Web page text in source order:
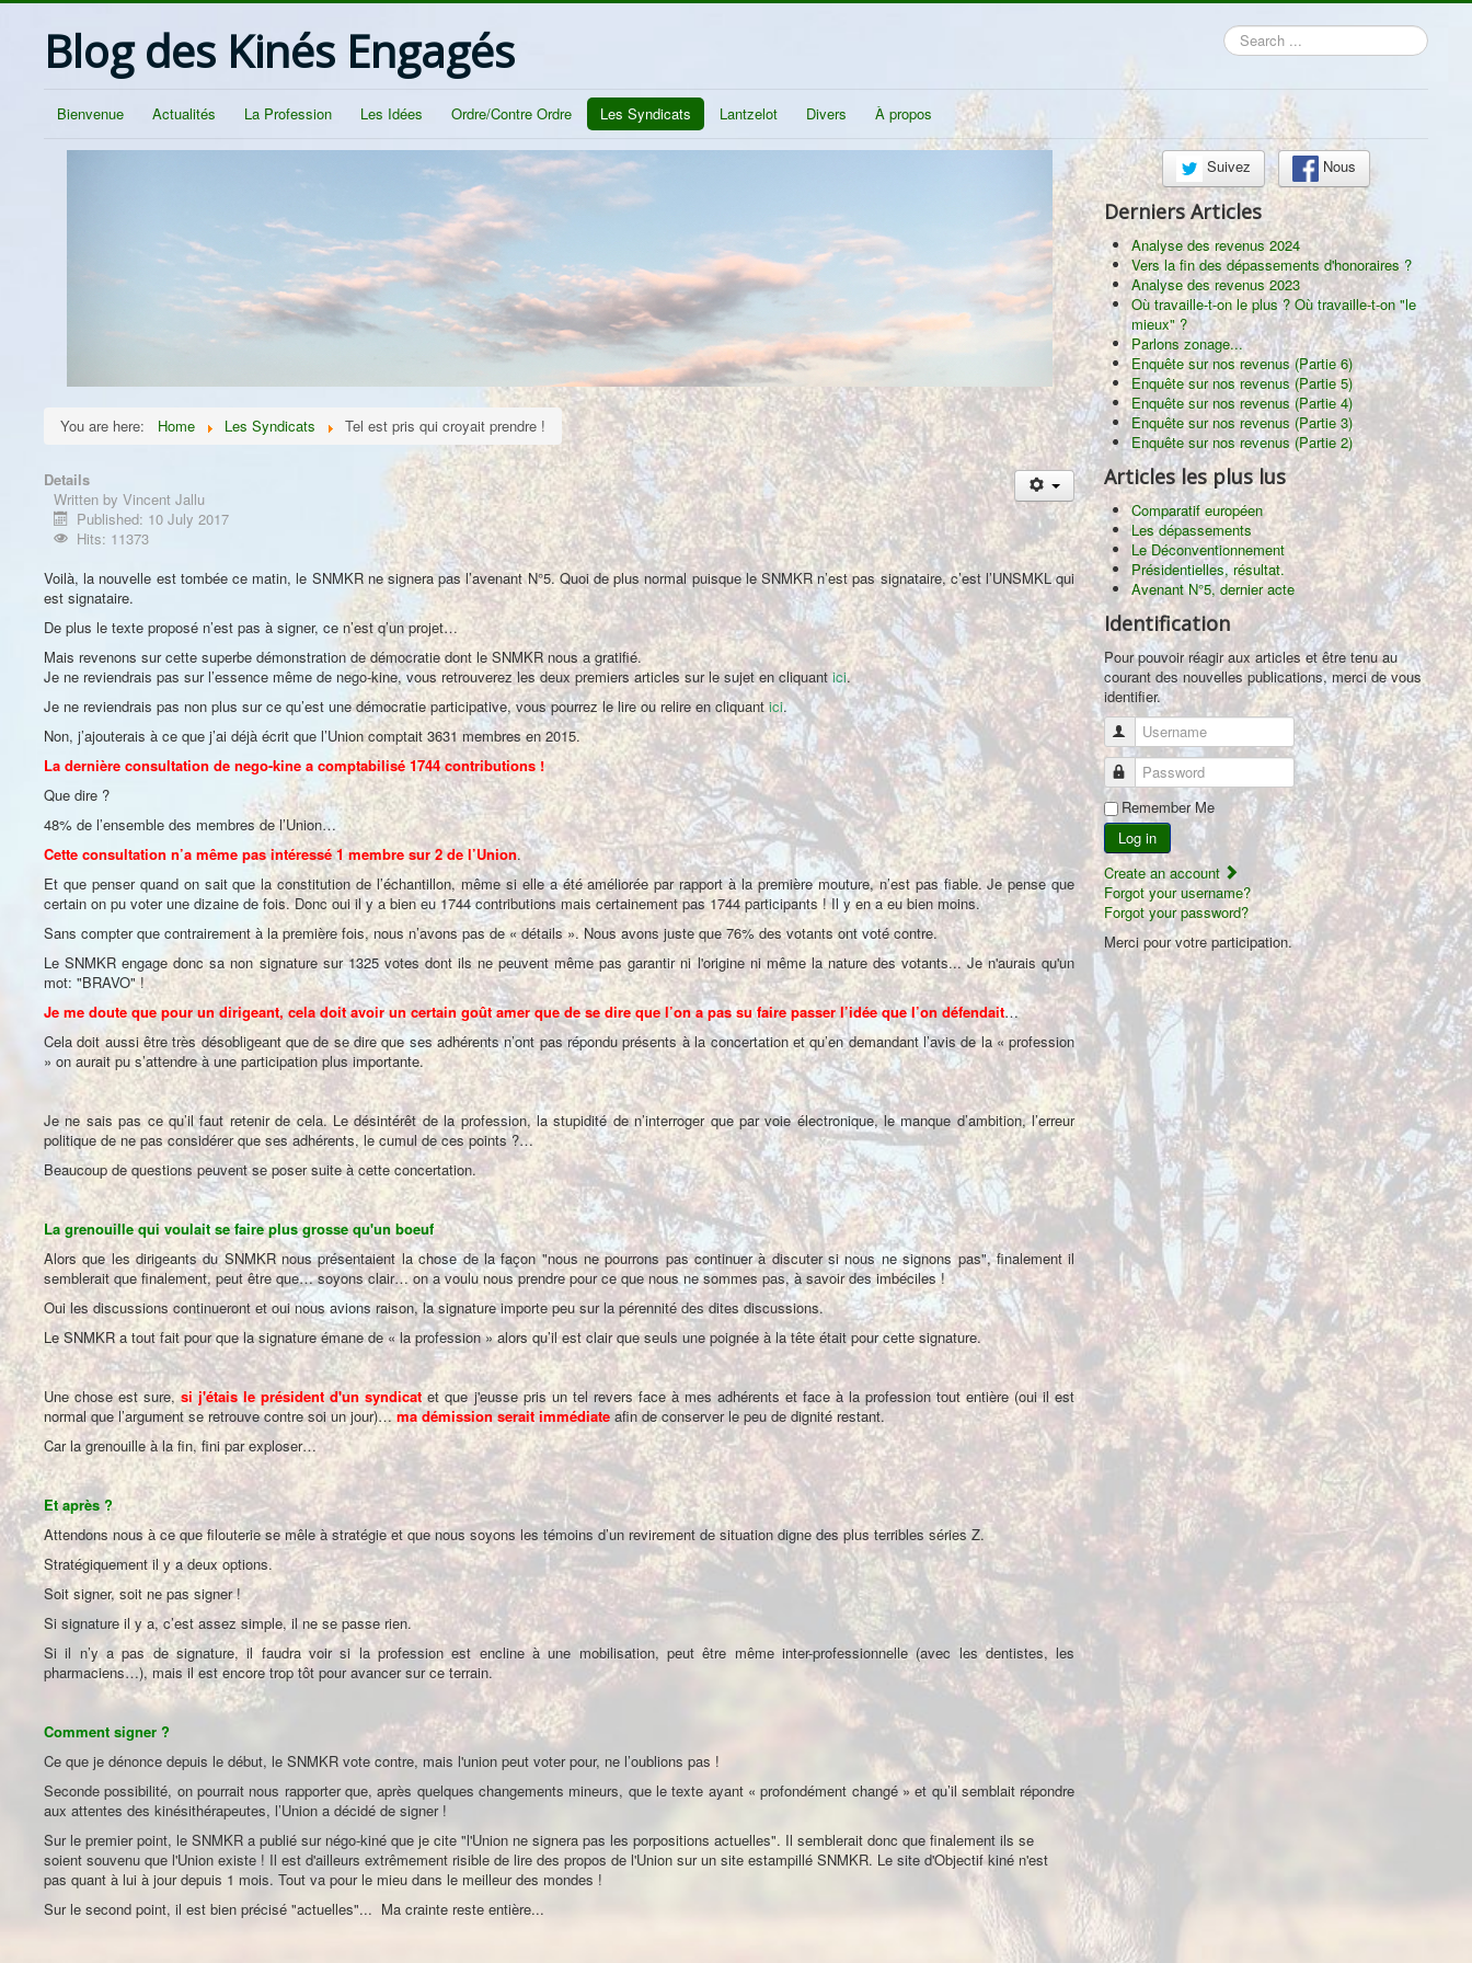
Blog des Kinés Engagés
Search
...
Bienvenue Actualités La Profession Les Idées Ordre/Contre Ordre Les Syndicats Lantzelot Divers À propos
You are here: Home Les Syndicats Tel est pris qui croyait prendre !
Details
Written by Vincent Jallu
Published: 10 July 2017
Hits: 11373
Voilà, la nouvelle est tombée ce matin, le SNMKR ne signera pas l’avenant N°5. Quoi de plus normal puisque le SNMKR n’est pas signataire, c’est l’UNSMKL qui
est signataire.
De plus le texte proposé n’est pas à signer, ce n’est q’un projet…
Mais revenons sur cette superbe démonstration de démocratie dont le SNMKR nous a gratifié.
Je ne reviendrais pas sur l’essence même de nego-kine, vous retrouverez les deux premiers articles sur le sujet en cliquantici.
Je ne reviendrais pas non plus sur ce qu’est une démocratie participative, vous pourrez le lire ou relire en cliquant ici.
Non, j’ajouterais à ce que j’ai déjà écrit que l’Union comptait 3631 membres en 2015.
La dernière consultation de nego-kine a comptabilisé 1744 contributions !
Que dire ?
48% de l’ensemble des membres de l’Union…
Cette consultation n’a même pas intéressé 1 membre sur 2 de l’Union.
Et que penser quand on sait que la constitution de l’échantillon, même si elle a été améliorée par rapport à la première mouture, n’est pas fiable. Je pense que
certain on pu voter une dizaine de fois. Donc oui il y a bien eu 1744 contributions mais certainement pas 1744 participants ! Il y en a eu bien moins.
Sans compter que contrairement à la première fois, nous n’avons pas de « détails ». Nous avons juste que 76% des votants ont voté contre.
Le SNMKR engage donc sa non signature sur 1325 votes dont ils ne peuvent même pas garantir ni l'origine ni même la nature des votants... Je n'aurais qu'un
mot: "BRAVO" !
Je me doute que pour un dirigeant, cela doit avoir un certain goût amer que de se dire que l’on a pas su faire passer l’idée que l’on défendait…
Cela doit aussi être très désobligeant que de se dire que ses adhérents n’ont pas répondu présents à la concertation et qu’en demandant l’avis de la « profession
» on aurait pu s’attendre à une participation plus importante.
Je ne sais pas ce qu’il faut retenir de cela. Le désintérêt de la profession, la stupidité de n’interroger que par voie électronique, le manque d’ambition, l’erreur
politique de ne pas considérer que ses adhérents, le cumul de ces points ?…
Beaucoup de questions peuvent se poser suite à cette concertation.
La grenouille qui voulait se faire plus grosse qu'un boeuf
Alors que les dirigeants du SNMKR nous présentaient la chose de la façon "nous ne pourrons pas continuer à discuter si nous ne signons pas", finalement il
semblerait que finalement, peut être que… soyons clair… on a voulu nous prendre pour ce que nous ne sommes pas, à savoir des imbéciles !
Oui les discussions continueront et oui nous avions raison, la signature importe peu sur la pérennité des dites discussions.
Le SNMKR a tout fait pour que la signature émane de « la profession » alors qu’il est clair que seuls une poignée à la tête était pour cette signature.
Une chose est sure,si j'étais le président d'un syndicat et que j'eusse pris un tel revers face à mes adhérents et face à la profession tout entière (oui il est
normal que l’argument se retrouve contre soi un jour)…ma démission serait immédiate afin de conserver le peu de dignité restant.
Car la grenouille à la fin, fini par exploser…
Et après ?
Attendons nous à ce que filouterie se mêle à stratégie et que nous soyons les témoins d’un revirement de situation digne des plus terribles séries Z.
Stratégiquement il y a deux options.
Soit signer, soit ne pas signer !
Si signature il y a, c’est assez simple, il ne se passe rien.
Si il n’y a pas de signature, il faudra voir si la profession est encline à une mobilisation, peut être même inter-professionnelle (avec les dentistes, les
pharmaciens…), mais il est encore trop tôt pour avancer sur ce terrain.
Comment signer ?
Ce que je dénonce depuis le début, le SNMKR vote contre, mais l'union peut voter pour, ne l’oublions pas !
Seconde possibilité, on pourrait nous rapporter que, après quelques changements mineurs, que le texte ayant « profondément changé » et qu’il semblait répondre
aux attentes des kinésithérapeutes, l’Union a décidé de signer !
Sur le premier point, le SNMKR a publié sur négo-kiné que je cite "l'Union ne signera pas les porpositions actuelles". Il semblerait donc que finalement ils se
soient souvenu que l'Union existe ! Il est d'ailleurs extrêmement risible de lire des propos de l'Union sur un site estampillé SNMKR. Le site d'Objectif kiné n'est
pas quant à lui à jour depuis 1 mois. Tout va pour le mieu dans le meilleur des mondes !
Sur le second point, il est bien précisé "actuelles"... Ma crainte reste entière...
Suivez Nous
Derniers Articles
Analyse des revenus 2024
Vers la fin des dépassements d'honoraires ?
Analyse des revenus 2023
Où travaille-t-on le plus ? Où travaille-t-on "le
mieux" ?
Parlons zonage...
Enquête sur nos revenus (Partie 6)
Enquête sur nos revenus (Partie 5)
Enquête sur nos revenus (Partie 4)
Enquête sur nos revenus (Partie 3)
Enquête sur nos revenus (Partie 2)
Articles les plus lus
Comparatif européen
Les dépassements
Le Déconventionnement
Présidentielles, résultat.
Avenant N°5, dernier acte
Identification
Pour pouvoir réagir aux articles et être tenu au
courant des nouvelles publications, merci de vous
identifier.
Username
Password
Remember Me
Log in
Create an account
Forgot your username?
Forgot your password?
Merci pour votre participation.